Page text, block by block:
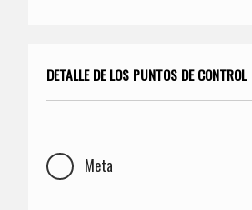
DETALLE DE LOS PUNTOS DE CONTROL
Meta